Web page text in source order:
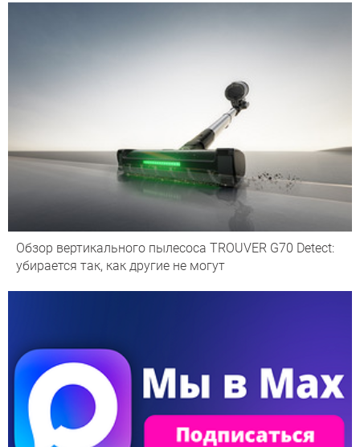
Обзор вертикального пылесоса TROUVER G70 Detect:
убирается так, как другие не могут